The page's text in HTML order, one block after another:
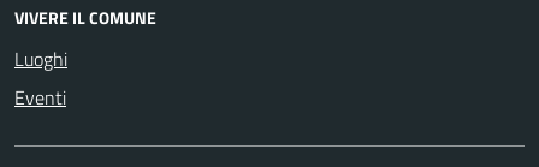
VIVERE IL COMUNE
Luoghi
Eventi